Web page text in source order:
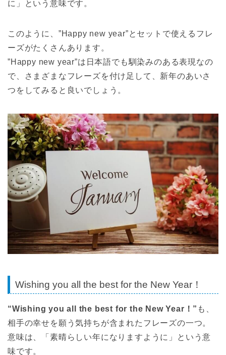
に」という意味です。
このように、”Happy new year”とセットで使えるフレ
ーズがたくさんあります。
”Happy new year”は日本語でも馴染みのある表現なの
で、さまざまなフレーズを付け足して、新年のあいさ
つをしてみると良いでしょう。
Wishing you all the best for the New Year！
“Wishing you all the best for the New Year ！” も、
相手の幸せを願う気持ちが含まれたフレーズの一つ。
意味は、「素晴らしい年になりますように」という意
味です。